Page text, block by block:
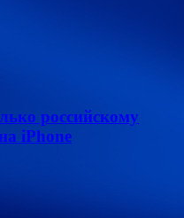
российскому
iPhone